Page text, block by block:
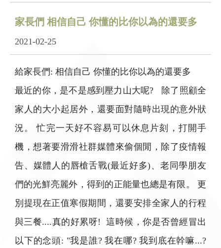
家長們 相信自己 你懂的比你以為的還要多
2021-02-25
給家長們: 相信自己 你懂的比你以為的還要多
最近的你，是不是感到壓力山大呢? 除了照顧全
家人的大小起居外，還要面對隨時出現的意外狀
況。 忙完一天好不容易可以休息片刻，打開手
機，想著要滑滑社群媒體來偷個閒，除了疫情報
告、媒體人的唇槍舌戰(最近好多)、老同學朋友
們的光鮮亮麗外，得到的正能量也總是有限。 更
別提現在正值寒假期間，還要安排全家人的行程
與三餐....真的好累呀! 這時候，你是否曾經冒出
以下的念頭: "我是誰? 我在哪? 我到底在幹嘛...?